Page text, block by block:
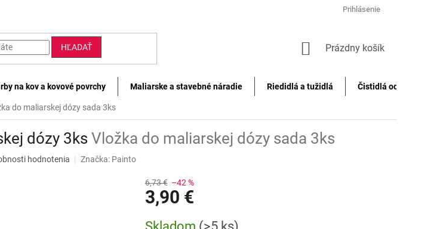
Prihlásenie
HĽADAŤ
NÁKUPNÝ
Prázdny košík
na kov a kovové povrchy Maliarske a stavebné náradie Riedidlá a tužidlá Čistidlá odstraňovače
do maliarskej dózy sada 3ks
dózy 3ks Vložka do maliarskej dózy sada 3ks
hodnotenia Značka: Painto
6,73 € –42 %
3,90 €